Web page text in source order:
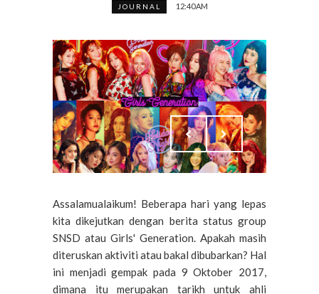
JOURNAL 12:40 AM
Assalamualaikum! Beberapa hari yang lepas
kita dikejutkan dengan berita status group
SNSD atau Girls' Generation. Apakah masih
diteruskan aktiviti atau bakal dibubarkan? Hal
ini menjadi gempak pada 9 Oktober 2017,
dimana itu merupakan tarikh untuk ahli